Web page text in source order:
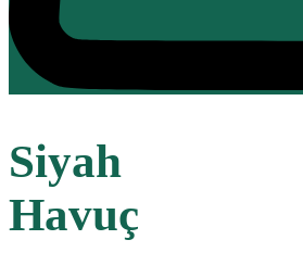
Siyah
Havuç